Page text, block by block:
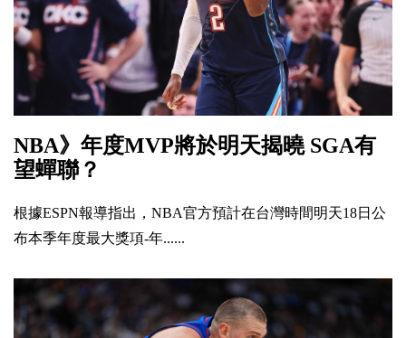
NBA》年度MVP將於明天揭曉 SGA有
望蟬聯？
根據ESPN報導指出，NBA官方預計在台灣時間明天18日公
布本季年度最大獎項-年......